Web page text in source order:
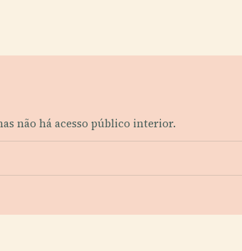
não há acesso público interior.